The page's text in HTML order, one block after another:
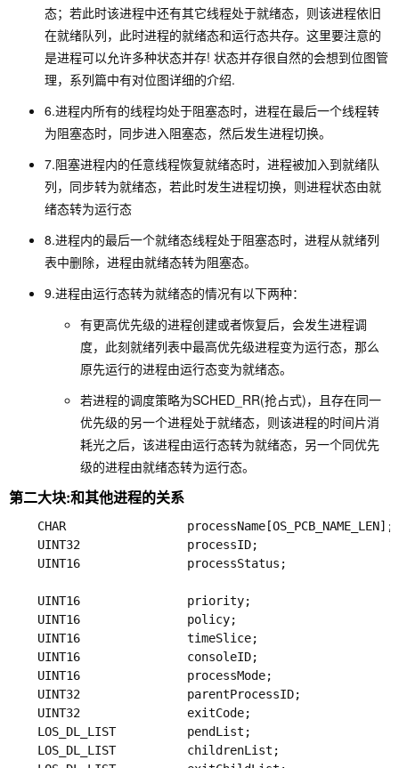
态；若此时该进程中还有其它线程处于就绪态，则该进程依旧
在就绪队列，此时进程的就绪态和运行态共存。这里要注意的
是进程可以允许多种状态并存! 状态并存很自然的会想到位图管
理，系列篇中有对位图详细的介绍.
6.进程内所有的线程均处于阻塞态时，进程在最后一个线程转
为阻塞态时，同步进入阻塞态，然后发生进程切换。
7.阻塞进程内的任意线程恢复就绪态时，进程被加入到就绪队
列，同步转为就绪态，若此时发生进程切换，则进程状态由就
绪态转为运行态
8.进程内的最后一个就绪态线程处于阻塞态时，进程从就绪列
表中删除，进程由就绪态转为阻塞态。
9.进程由运行态转为就绪态的情况有以下两种：
有更高优先级的进程创建或者恢复后，会发生进程调
度，此刻就绪列表中最高优先级进程变为运行态，那么
原先运行的进程由运行态变为就绪态。
若进程的调度策略为SCHED_RR(抢占式)，且存在同一
优先级的另一个进程处于就绪态，则该进程的时间片消
耗光之后，该进程由运行态转为就绪态，另一个同优先
级的进程由就绪态转为运行态。
第二大块:和其他进程的关系
CHAR                 processName[OS_PCB_NAME_LEN];
UINT32               processID;
UINT16               processStatus;
UINT16               priority;
UINT16               policy;
UINT16               timeSlice;
UINT16               consoleID;
UINT16               processMode;
UINT32               parentProcessID;
UINT32               exitCode;
LOS_DL_LIST          pendList;
LOS_DL_LIST          childrenList;